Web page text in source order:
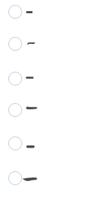
-
-
-
-
-
-